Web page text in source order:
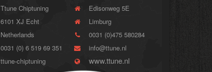
Ttune Chiptuning
Edisonweg 5E
6101 XJ Echt
Limburg
Netherlands
0031 (0)475 580284
0031 (0) 6 519 69 351
info@ttune.nl
ttune-chiptuning
www.ttune.nl